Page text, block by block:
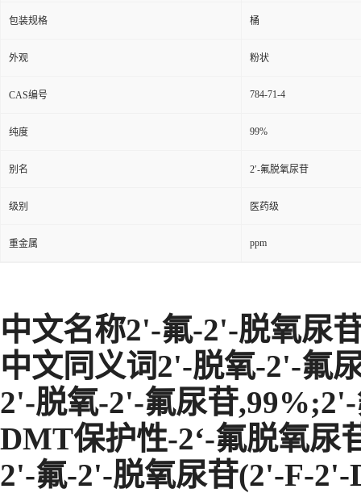
包装规格 桶
外观 粉状
CAS编号 784-71-4
纯度 99%
别名 2′-氟脱氧尿苷
级别 医药级
重金属 ppm
中文名称2'-氟-2'-脱氧尿
中文同义词2'-脱氧-2'-氟
2'-脱氧-2'-氟尿苷
DMT保护性-2‘-氟脱氧尿
2'-氟-2'-脱氧尿苷(2'-F-